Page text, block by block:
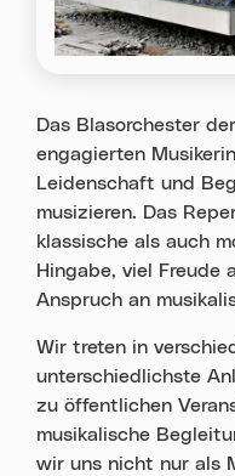
Das Blasorchester
engagierten
Leidenschaft und
musizieren. Das
klassische als auch
Hingabe, viel Freude
Anspruch an
Wir treten in
unterschiedlichste
zu öffentlichen
musikalische
wir uns nicht nur als